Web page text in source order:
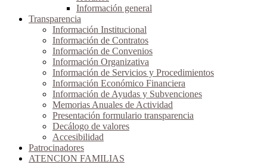
Información general
Transparencia
Información Institucional
Información de Contratos
Información de Convenios
Información Organizativa
Información de Servicios y Procedimientos
Información Económico Financiera
Información de Ayudas y Subvenciones
Memorias Anuales de Actividad
Presentación formulario transparencia
Decálogo de valores
Accesibilidad
Patrocinadores
ATENCION FAMILIAS